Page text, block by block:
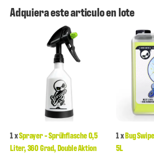
Adquiera este articulo en lote
1xSprayer - Sprühflasche 0,5
Liter, 360 Grad, Double Aktion
1xBug
5L